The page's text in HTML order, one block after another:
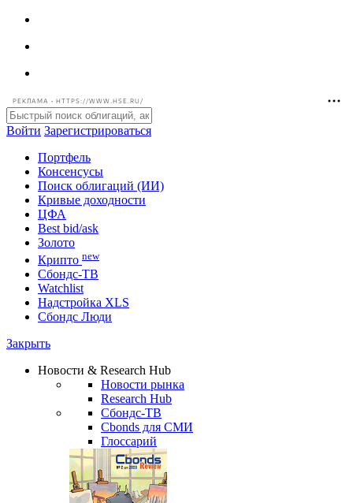
РЕКЛАМА • HTTPS://WWW.HSE.RU/
Войти Зарегистрироваться
Портфель
Консенсусы
Поиск облигаций (ИИ)
Кривые доходности
ЦФА
Best bid/ask
Золото
Крипто new
Watchlist
Сбондс Люди
Новости & Research Hub
Новости рынка
Research Hub
Сбондс-ТВ
Cbonds для СМИ
Глоссарий